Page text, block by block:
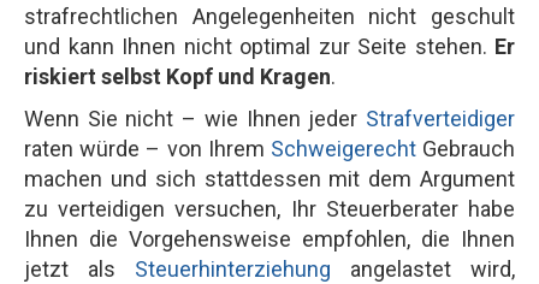
strafrechtlichen Angelegenheiten nicht geschult
und kann Ihnen nicht optimal zur Seite stehen. Er
riskiert selbst Kopf und Kragen.
Wenn Sie nicht – wie Ihnen jeder Strafverteidiger
raten würde – von Ihrem SchweigerechtGebrauch
machen und sich stattdessen mit dem Argument
zu verteidigen versuchen, Ihr Steuerberater habe
Ihnen die Vorgehensweise empfohlen, die Ihnen
jetzt als Steuerhinterziehung angelastet wird,